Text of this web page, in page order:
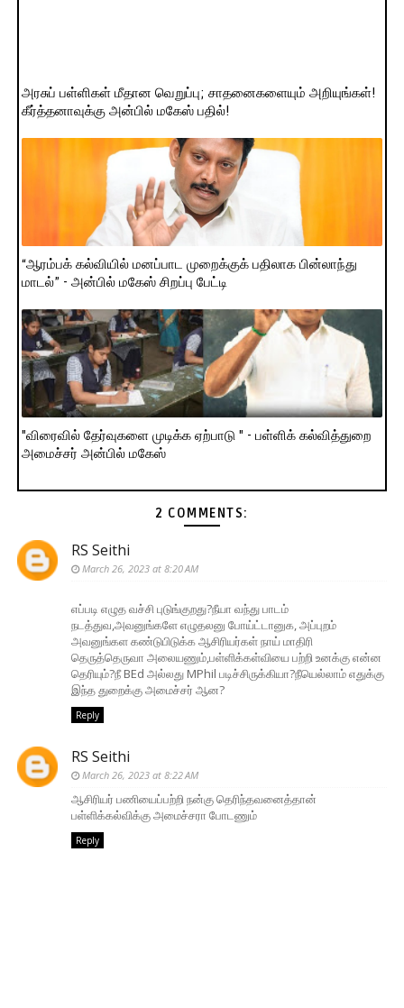
அரசுப் பள்ளிகள் மீதான வெறுப்பு; சாதனைகளையும் அறியுங்கள்!
கீர்த்தனாவுக்கு அன்பில் மகேஸ் பதில்!
“ஆரம்பக் கல்வியில் மனப்பாட முறைக்குக் பதிலாக பின்லாந்து
மாடல்” - அன்பில் மகேஸ் சிறப்பு பேட்டி
"விரைவில் தேர்வுகளை முடிக்க ஏற்பாடு " - பள்ளிக் கல்வித்துறை
அமைச்சர் அன்பில் மகேஸ்
2 COMMENTS:
RS Seithi
March 26, 2023 at 8:20 AM
எப்படி எழுத வச்சி புடுங்குறது?நீயா வந்து பாடம்
நடத்துவ,அவனுங்களே எழுதலனு போய்ட்டானுக, அப்புறம்
அவனுங்கள கண்டுபிடுக்க ஆசிரியர்கள் நாய் மாதிரி
தெருத்தெருவா அலையணும்,பள்ளிக்கள்வியை பற்றி உனக்கு என்ன
தெரியும்?நீ BEd அல்லது MPhil படிச்சிருக்கியா?நீயெல்லாம் எதுக்கு
இந்த துறைக்கு அமைச்சர் ஆன?
Reply
RS Seithi
March 26, 2023 at 8:22 AM
ஆசிரியர் பணியைப்பற்றி நன்கு தெரிந்தவனைத்தான்
பள்ளிக்கல்விக்கு அமைச்சரா போடணும்
Reply